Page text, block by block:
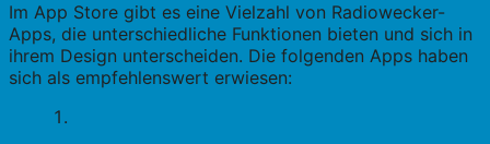
Im App Store gibt es eine Vielzahl von Radiowecker-
Apps, die unterschiedliche Funktionen bieten und sich in
ihrem Design unterscheiden. Die folgenden Apps haben
sich als empfehlenswert erwiesen: